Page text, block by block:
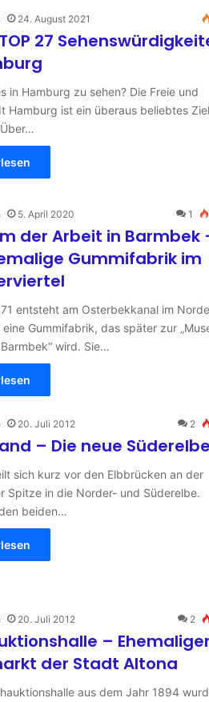
24. August 2021
27
in Hamburg zu sehen? Die Freie und
Hamburg ist ein überaus beliebtes
5. April 2020 1
der Arbeit in Barmbek
Gummifabrik im
entsteht am Osterbekkanal im
Gummifabrik, das später zur
wird. Sie…
20. Juli 2012 2
– Die neue Süderelbe
sich kurz vor den Elbbrücken an der
Spitze in die Norder- und Süderelbe.
beiden…
20. Juli 2012 2
– Ehemaliger
der Stadt Altona
aus dem Jahr 1894